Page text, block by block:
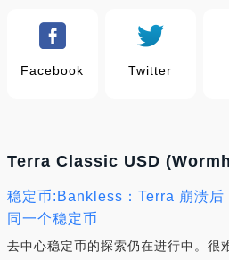
Facebook Twitter
Terra Classic USD
稳定币:Bankless：Terra 崩溃后
同一个稳定币
去中心稳定币的探索仍在进行中。很